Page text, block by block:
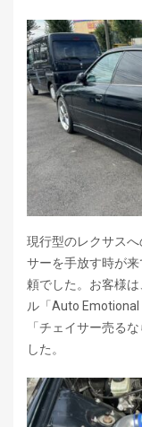
現行型のレクサス
サーを手放す時が
頼でした。お客様
ル「Auto Emotional
「チェイサー売る
した。